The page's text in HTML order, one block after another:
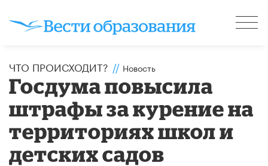
ЧТО ПРОИСХОДИТ? // Новость
Госдума повысила
штрафы за курение на
территориях школ и
детских садов